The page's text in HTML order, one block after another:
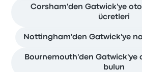
Corsham'den Gatwick'ye
ücretleri
Nottingham'den Gatwick'ye
Bournemouth'den Gatwick'ye
bulun